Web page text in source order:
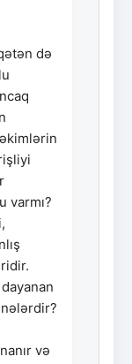
də
varmı?
və